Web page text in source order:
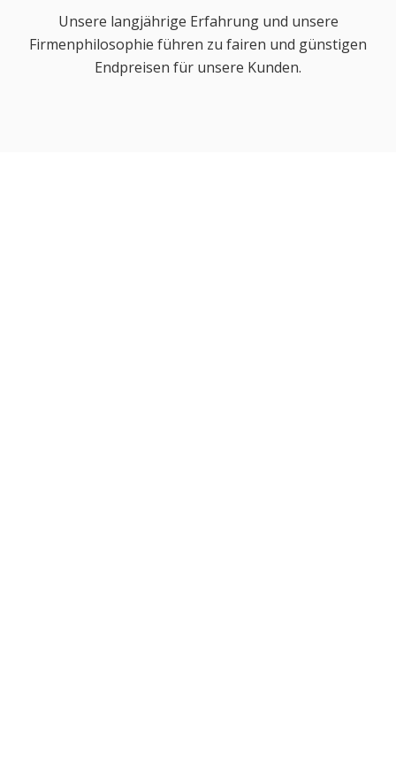
Unsere langjährige Erfahrung und unsere
Firmenphilosophie führen zu fairen und günstigen
Endpreisen für unsere Kunden.